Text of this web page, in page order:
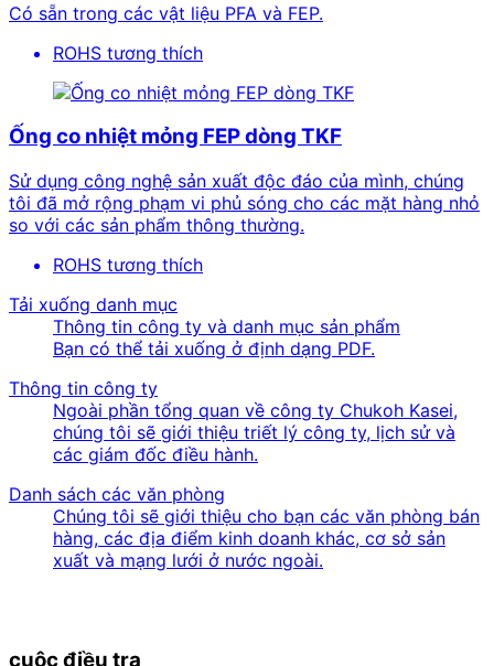
Có sẵn trong các vật liệu PFA và FEP.
ROHS tương thích
Ống co nhiệt mỏng FEP dòng TKF
Sử dụng công nghệ sản xuất độc đáo của mình, chúng
tôi đã mở rộng phạm vi phủ sóng cho các mặt hàng nhỏ
so với các sản phẩm thông thường.
ROHS tương thích
Tải xuống danh mục
Thông tin công ty và danh mục sản phẩm
Bạn có thể tải xuống ở định dạng PDF.
Thông tin công ty
Ngoài phần tổng quan về công ty Chukoh Kasei,
chúng tôi sẽ giới thiệu triết lý công ty, lịch sử và
các giám đốc điều hành.
Danh sách các văn phòng
Chúng tôi sẽ giới thiệu cho bạn các văn phòng bán
hàng, các địa điểm kinh doanh khác, cơ sở sản
xuất và mạng lưới ở nước ngoài.
cuộc điều tra